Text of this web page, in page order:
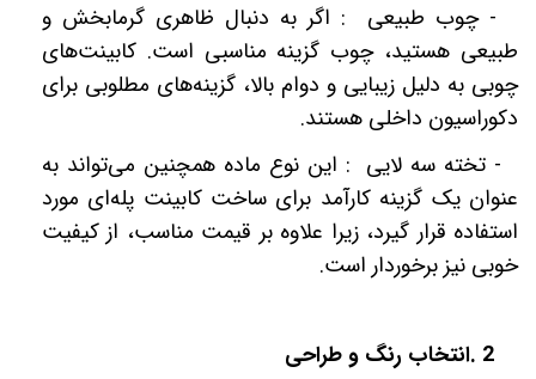
- چوب طبیعی : اگر به دنبال ظاهری گرما‌بخش و
طبیعی هستید، چوب گزینه مناسبی است. کابینت‌های
چوبی به دلیل زیبایی و دوام بالا، گزینه‌های مطلوبی برای
دکوراسیون داخلی هستند.
- تخته سه لایی : این نوع ماده همچنین می‌تواند به
عنوان یک گزینه کارآمد برای ساخت کابینت پله‌ای مورد
استفاده قرار گیرد، زیرا علاوه بر قیمت مناسب، از کیفیت
خوبی نیز برخوردار است.
2
.انتخاب رنگ و طراحی